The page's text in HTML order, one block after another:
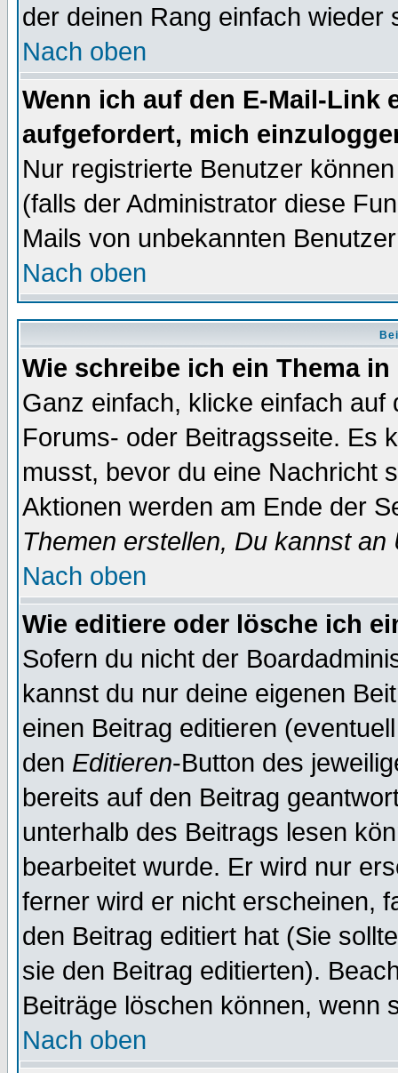
der deinen Rang einfach wieder
Nach oben
Wenn ich auf den E-Mail-Link
aufgefordert, mich
Nur registrierte Benutzer
(falls der Administrator diese
Mails von unbekannten
Nach oben
Wie schreibe ich ein Thema
Ganz einfach, klicke einfach
Forums- oder Beitragsseite. Es
musst, bevor du eine Nachricht
Aktionen werden am Ende der
Themen erstellen, Du kannst
Nach oben
Wie editiere oder lösche ich
Sofern du nicht der
kannst du nur deine eigenen
einen Beitrag editieren
den Editieren-Button des
bereits auf den Beitrag
unterhalb des Beitrags lesen
bearbeitet wurde. Er wird nur
ferner wird er nicht erscheinen,
den Beitrag editiert hat (Sie
sie den Beitrag editierten).
Beiträge löschen können, wenn
Nach oben